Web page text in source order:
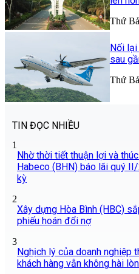
Thứ
Nối
sau
Thứ
TIN ĐỌC NHIỀU
1
Nhờ thời tiết thuận lợi và
Habeco (BHN) báo lãi quý
kỳ
2
Xây dựng Hòa Bình (HBC)
phiếu hoán đổi nợ
3
Nghịch lý của doanh nghiệp
khách hàng vẫn không hài